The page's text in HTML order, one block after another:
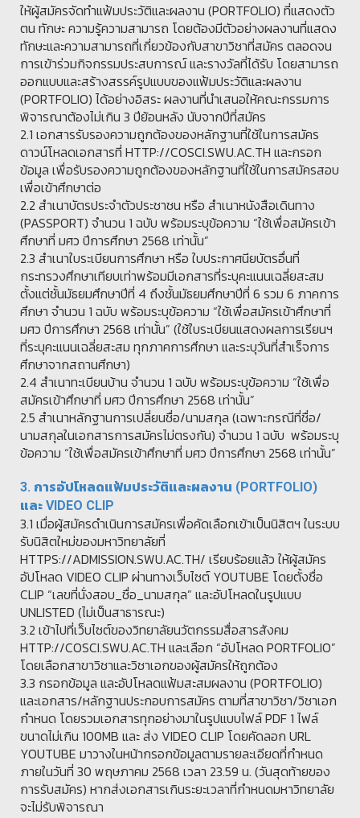
ให้ผู้สมัครจัดทำแฟ้มประวัติและผลงาน (PORTFOLIO) ที่แสดงตัว
ตน ทักษะ ความรู้ความสามารถ โดยต้องมีตัวอย่างผลงานที่แสดง
ทักษะและความสามารถที่เกี่ยวข้องกับสาขาวิชาที่สมัคร ตลอดจน
การเข้าร่วมกิจกรรมประสบการณ์ และรางวัลที่ได้รับ โดยสามารถ
ออกแบบและสร้างสรรค์รูปแบบของแฟ้มประวัติและผลงาน
(PORTFOLIO) ได้อย่างอิสระ ผลงานที่นำเสนอให้คณะกรรมการ
พิจารณาต้องไม่เกิน 3 ปีย้อนหลัง นับจากปีที่สมัคร
2.1 เอกสารรับรองความถูกต้องของหลักฐานที่ใช้ในการสมัคร
ดาวน์โหลดเอกสารที่ HTTP://COSCI.SWU.AC.TH และกรอก
ข้อมูล เพื่อรับรองความถูกต้องของหลักฐานที่ใช้ในการสมัครสอบ
เพื่อเข้าศึกษาต่อ
2.2 สำเนาบัตรประจำตัวประชาชน หรือ สำเนาหนังสือเดินทาง
(PASSPORT) จำนวน 1 ฉบับ พร้อมระบุข้อความ “ใช้เพื่อสมัครเข้า
ศึกษาที่ มศว ปีการศึกษา 2568 เท่านั้น”
2.3 สำเนาใบระเบียนการศึกษา หรือ ใบประกาศนียบัตรอื่นที่
กระทรวงศึกษาเทียบเท่าพร้อมมีเอกสารที่ระบุคะแนนเฉลี่ยสะสม
ตั้งแต่ชั้นมัธยมศึกษาปีที่ 4 ถึงชั้นมัธยมศึกษาปีที่ 6 รวม 6 ภาคการ
ศึกษา จำนวน 1 ฉบับ พร้อมระบุข้อความ “ใช้เพื่อสมัครเข้าศึกษาที่
มศว ปีการศึกษา 2568 เท่านั้น” (ใช้ใบระเบียนแสดงผลการเรียนฯ
ที่ระบุคะแนนเฉลี่ยสะสม ทุกภาคการศึกษา และระบุวันที่สำเร็จการ
ศึกษาจากสถานศึกษา)
2.4 สำเนาทะเบียนบ้าน จำนวน 1 ฉบับ พร้อมระบุข้อความ “ใช้เพื่อ
สมัครเข้าศึกษาที่ มศว ปีการศึกษา 2568 เท่านั้น”
2.5 สำเนาหลักฐานการเปลี่ยนชื่อ/นามสกุล (เฉพาะกรณีที่ชื่อ/
นามสกุลในเอกสารการสมัครไม่ตรงกัน) จำนวน 1 ฉบับ พร้อมระบุ
ข้อความ “ใช้เพื่อสมัครเข้าศึกษาที่ มศว ปีการศึกษา 2568 เท่านั้น”
3. การอัปโหลดแฟ้มประวัติและผลงาน (PORTFOLIO)
และ VIDEO CLIP
3.1 เมื่อผู้สมัครดำเนินการสมัครเพื่อคัดเลือกเข้าเป็นนิสิตฯ ในระบบ
รับนิสิตใหม่ของมหาวิทยาลัยที่
HTTPS://ADMISSION.SWU.AC.TH/ เรียบร้อยแล้ว ให้ผู้สมัคร
อัปโหลด VIDEO CLIP ผ่านทางเว็บไซต์ YOUTUBE โดยตั้งชื่อ
CLIP “เลขที่นั่งสอบ_ชื่อ_นามสกุล” และอัปโหลดในรูปแบบ
UNLISTED (ไม่เป็นสาธารณะ)
3.2 เข้าไปที่เว็บไซต์ของวิทยาลัยนวัตกรรมสื่อสารสังคม
HTTP://COSCI.SWU.AC.TH และเลือก “อัปโหลด PORTFOLIO”
โดยเลือกสาขาวิชาและวิชาเอกของผู้สมัครให้ถูกต้อง
3.3 กรอกข้อมูล และอัปโหลดแฟ้มสะสมผลงาน (PORTFOLIO)
และเอกสาร/หลักฐานประกอบการสมัคร ตามที่สาขาวิชา/วิชาเอก
กำหนด โดยรวมเอกสารทุกอย่างมาในรูปแบบไฟล์ PDF 1 ไฟล์
ขนาดไม่เกิน 100MB และ ส่ง VIDEO CLIP โดยคัดลอก URL
YOUTUBE มาวางในหน้ากรอกข้อมูลตามรายละเอียดที่กำหนด
ภายในวันที่ 30 พฤษภาคม 2568 เวลา 23.59 น. (วันสุดท้ายของ
การรับสมัคร) หากส่งเอกสารเกินระยะเวลาที่กำหนดมหาวิทยาลัย
จะไม่รับพิจารณา